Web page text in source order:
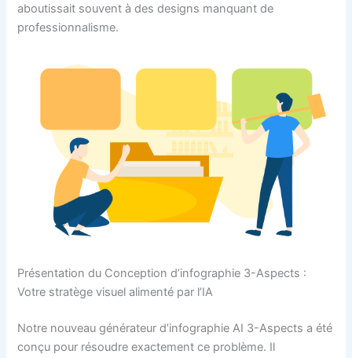
aboutissait souvent à des designs manquant de
professionnalisme.
Présentation du Conception d’infographie 3-Aspects :
Votre stratège visuel alimenté par l’IA
Notre nouveau générateur d’infographie AI 3-Aspects a été
conçu pour résoudre exactement ce problème. Il